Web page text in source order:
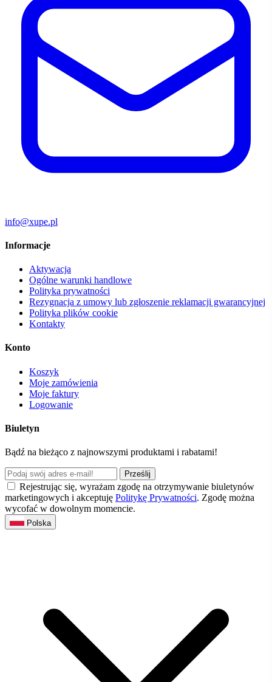
info@xupe.pl
Informacje
Aktywacja
Ogólne warunki handlowe
Polityka prywatności
Rezygnacja z umowy lub zgłoszenie reklamacji gwarancyjnej
Polityka plików cookie
Kontakty
Konto
Koszyk
Moje zamówienia
Moje faktury
Logowanie
Biuletyn
Bądź na bieżąco z najnowszymi produktami i rabatami!
Prześlij
Rejestrując się, wyrażam zgodę na otrzymywanie biuletynów
marketingowych i akceptuję Politykę Prywatności. Zgodę można
wycofać w dowolnym momencie.
Polska